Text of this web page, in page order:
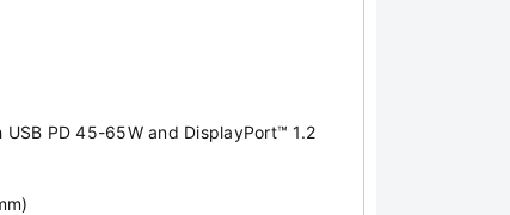
PD 45-65W and DisplayPort™ 1.2